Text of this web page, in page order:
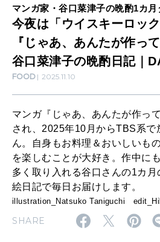
算命学がわかる今月
LEARN
知る、考える
わたしができる
自分を耕す
ク
」
で
晩
酌
！
『
じ
ゃ
あ
、
あ
マンガ家・谷口菜津子の晩酌1カ
今夜は「ウイスキーロッ
『じゃあ、あんたが作っ
谷口菜津子の晩酌日記｜
FOOD 2025.11.10
マンガ『じゃあ、あんたが作っ
され、2025年10月からTBS系で
ん。自身もお料理＆おいしいも
を楽しむことが大好き。作中に
多く取り入れる谷口さんの1カ
絵日記で毎日お届けします。
illustration_Natsuko Taniguchi
SHARE